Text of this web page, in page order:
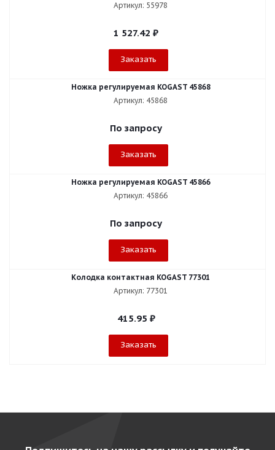
Артикул: 55978
1 527.42 ₽
Заказать
Ножка регулируемая KOGAST 45868
Артикул: 45868
По запросу
Заказать
Ножка регулируемая KOGAST 45866
Артикул: 45866
По запросу
Заказать
Колодка контактная KOGAST 77301
Артикул: 77301
415.95 ₽
Заказать